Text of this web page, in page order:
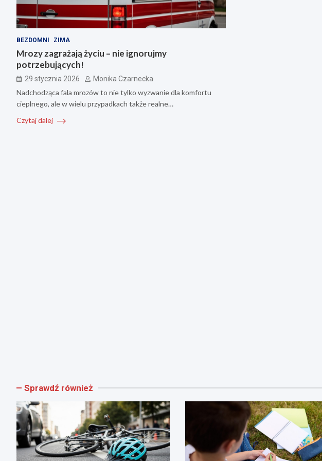
BEZDOMNI ZIMA
Mrozy zagrażają życiu – nie ignorujmy
potrzebujących!
29 stycznia 2026 Monika Czarnecka
Nadchodząca fala mrozów to nie tylko wyzwanie dla komfortu
cieplnego, ale w wielu przypadkach także realne…
Czytaj dalej
Sprawdź również